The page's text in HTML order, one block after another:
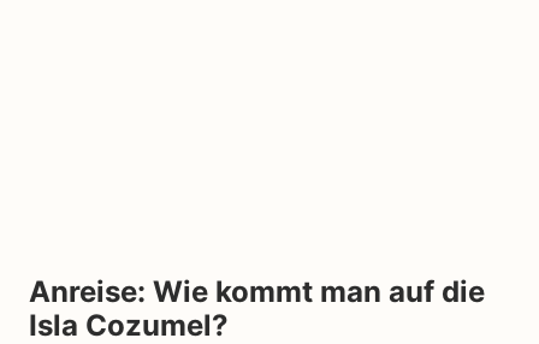
Anreise: Wie kommt man auf die
Isla Cozumel?